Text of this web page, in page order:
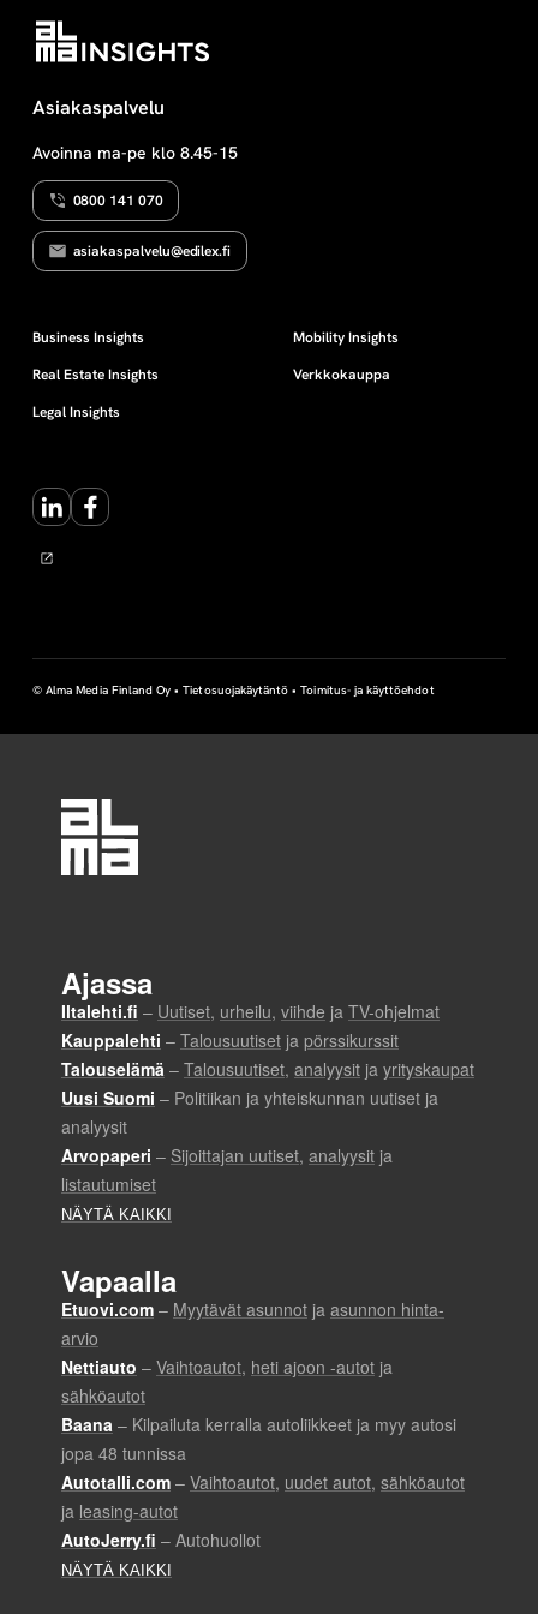
kuvataan pääpiirteissään. Aiheita
käsitellään erityisesti käytännön
Asiakaspalvelu
Avoinna ma-pe klo 8.45-15
0800 141 070
asiakaspalvelu@edilex.fi
Business Insights
Real Estate Insights
Legal Insights
Mobility Insights
Verkkokauppa
LinkedInFacebook
© Alma Media Finland Oy •Tietosuojakäytäntö •Toimitus- ja käyttöehdot